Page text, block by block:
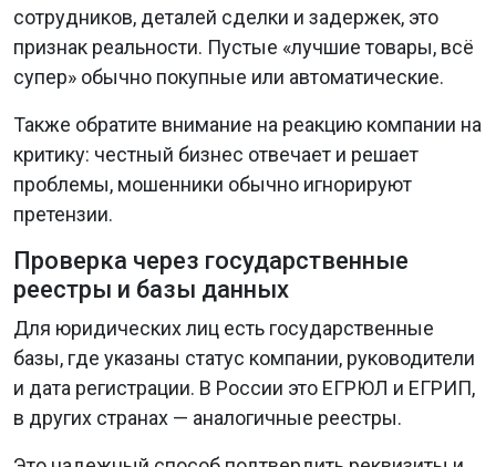
сотрудников, деталей сделки и задержек, это
признак реальности. Пустые «лучшие товары, всё
супер» обычно покупные или автоматические.
Также обратите внимание на реакцию компании на
критику: честный бизнес отвечает и решает
проблемы, мошенники обычно игнорируют
претензии.
Проверка через государственные
реестры и базы данных
Для юридических лиц есть государственные
базы, где указаны статус компании, руководители
и дата регистрации. В России это ЕГРЮЛ и ЕГРИП,
в других странах — аналогичные реестры.